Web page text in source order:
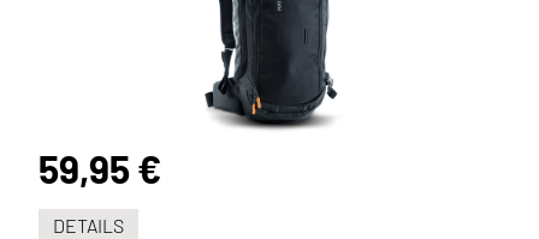
59,95 €
DETAILS